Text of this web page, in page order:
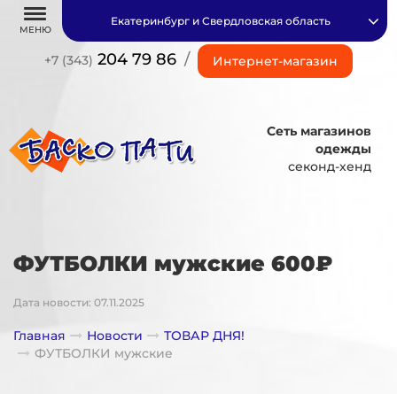
МЕНЮ
+7 (343) 204 79 86 / Интернет-магазин
Екатеринбург и Свердловская область
Сеть магазинов
одежды
секонд-хенд
ФУТБОЛКИ мужские 600₽
Дата новости: 07.11.2025
Главная Новости
ТОВАР ДНЯ!
ФУТБОЛКИ мужские